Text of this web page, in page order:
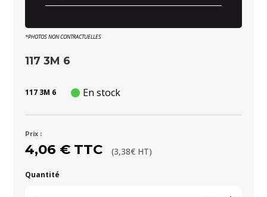
*PHOTOS NON CONTRACTUELLES
117 3M 6
117 3M 6 En stock
Prix :
4,06 € TTC (3,38€ HT)
Quantité